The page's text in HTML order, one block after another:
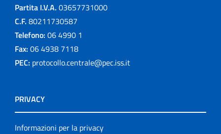
Partita I.V.A. 03657731000
C.F. 80211730587
Telefono: 06 4990 1
Fax: 06 4938 7118
PEC: protocollo.centrale@pec.iss.it
PRIVACY
Informazioni per la privacy